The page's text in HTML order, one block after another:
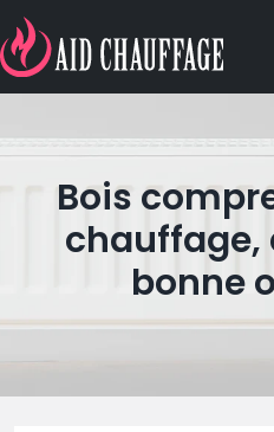
Bois
chauffage,
bonne